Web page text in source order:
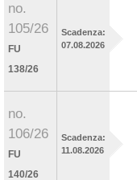
no.
105/26
FU
138/26
Scadenza:
07.08.2026
no.
106/26
FU
140/26
Scadenza:
11.08.2026